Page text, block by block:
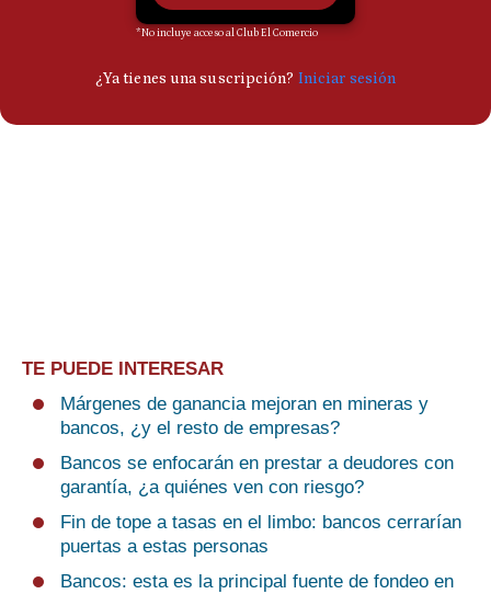
TE PUEDE INTERESAR
Márgenes de ganancia mejoran en mineras y
bancos, ¿y el resto de empresas?
Bancos se enfocarán en prestar a deudores con
garantía, ¿a quiénes ven con riesgo?
Fin de tope a tasas en el limbo: bancos cerrarían
puertas a estas personas
Bancos: esta es la principal fuente de fondeo en